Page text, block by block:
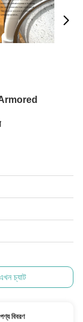
Armored
চ্যাট
পণ্য বিবরণ